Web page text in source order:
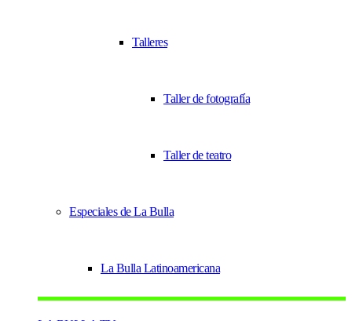
Talleres
Taller de fotografía
Taller de teatro
Especiales de La Bulla
La Bulla Latinoamericana